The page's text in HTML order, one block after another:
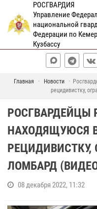
РОСГВАРДИЯ
Управление
национальной
Федерации по
Кузбассу
Главная Новости
рецидивистку,
РОСГВАРДЕЙЦЫ
НАХОДЯЩУЮСЯ
ЛОМБАРД
08 декабря 2022, 11:32